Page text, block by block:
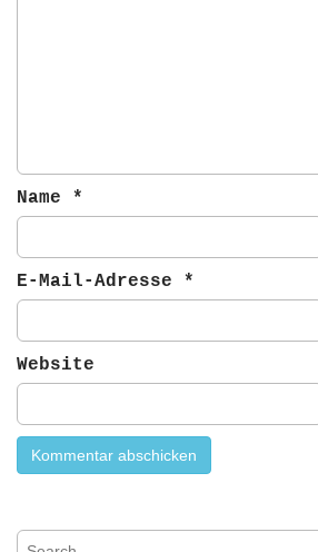
Name *
E-Mail-Adresse *
Website
S